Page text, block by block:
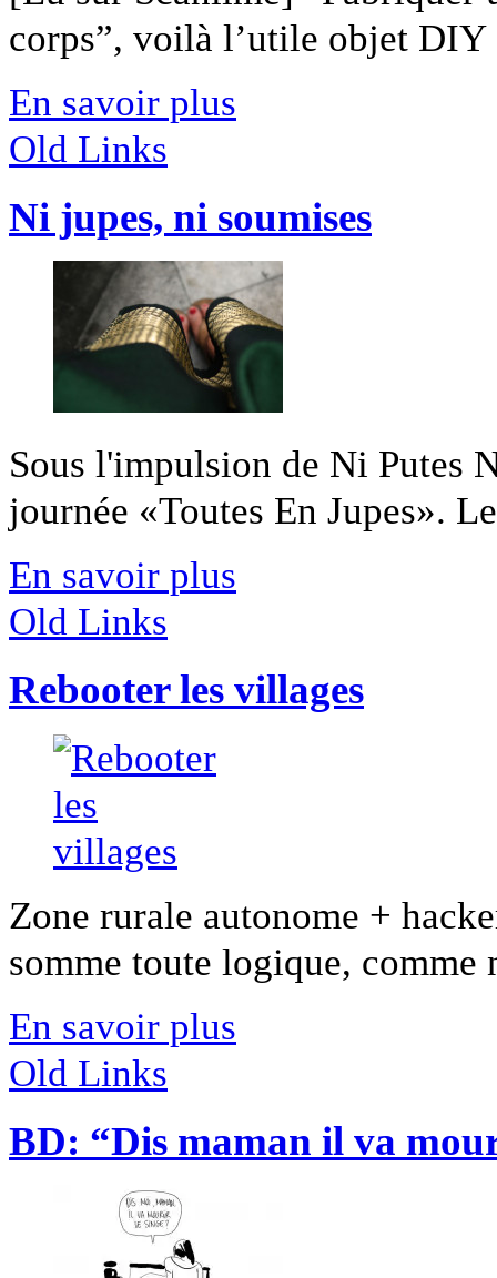
corps”, voilà l’utile objet
En savoir plus
Old Links
Ni jupes, ni soumises
Sous l'impulsion de Ni Putes
journée «Toutes En Jupes».
En savoir plus
Old Links
Rebooter les villages
Zone rurale autonome +
somme toute logique,
En savoir plus
Old Links
BD: “Dis maman il va